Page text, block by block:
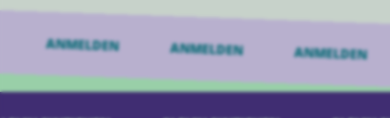
ANMELDEN ANMELDEN ANMELDEN